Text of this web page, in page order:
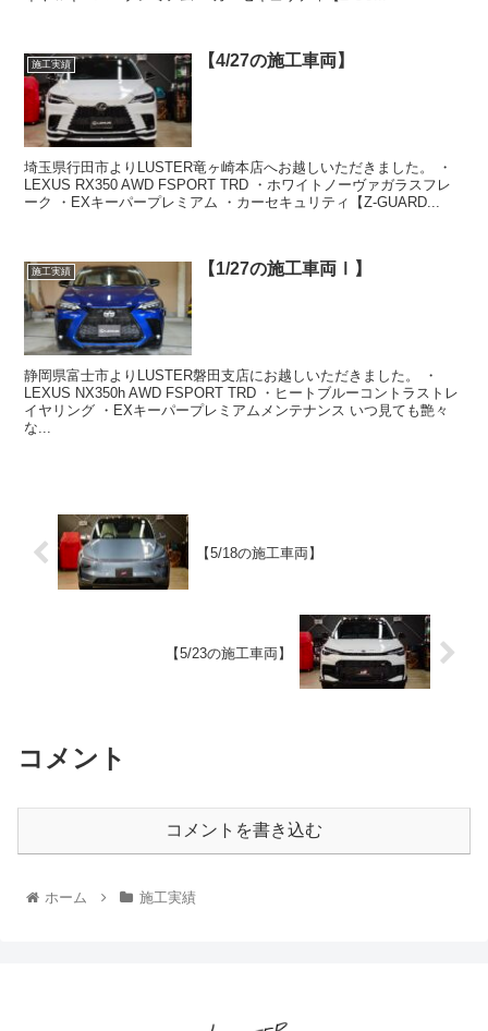
施工実績 【4/27の施工車両】
埼玉県行田市よりLUSTER竜ヶ崎本店へお越しいただきました。 ・
LEXUS RX350 AWD FSPORT TRD ・ホワイトノーヴァガラスフレ
ーク ・EXキーパープレミアム ・カーセキュリティ【Z-GUARD...
施工実績 【1/27の施工車両Ⅰ】
静岡県富士市よりLUSTER磐田支店にお越しいただきました。 ・
LEXUS NX350h AWD FSPORT TRD ・ヒートブルーコントラストレ
イヤリング ・EXキーパープレミアムメンテナンス いつ見ても艶々
な...
【5/18の施工車両】
【5/23の施工車両】
コメント
コメントを書き込む
ホーム 施工実績